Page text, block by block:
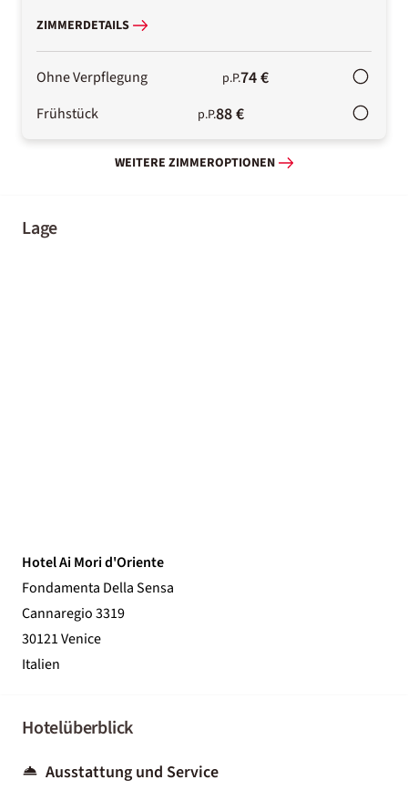
ZIMMERDETAILS
Ohne Verpflegung p.P.74 €
Frühstück p.P.88 €
WEITERE ZIMMEROPTIONEN
Lage
Hotel Ai Mori d'Oriente
Fondamenta Della Sensa
Cannaregio 3319
30121 Venice
Italien
Hotelüberblick
Ausstattung und Service